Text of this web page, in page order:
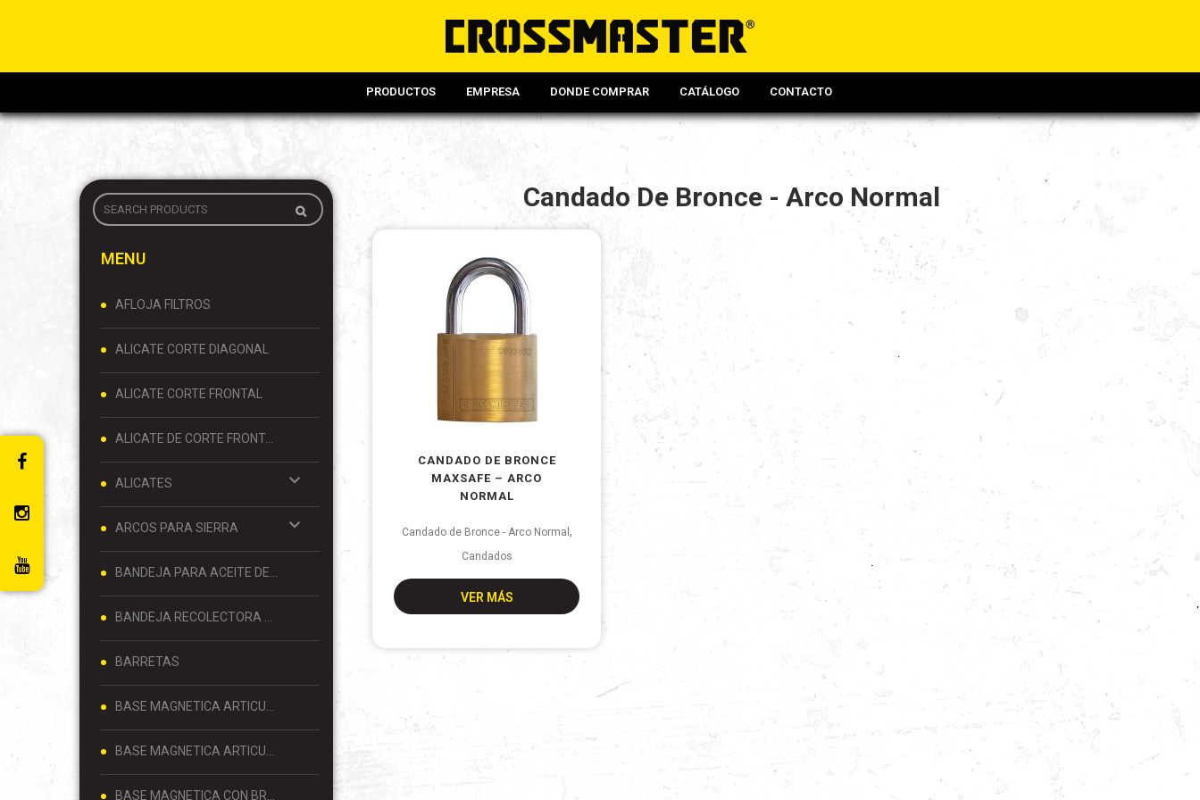
PRODUCTOS EMPRESA DONDE COMPRAR CATÁLOGO CONTACTO
MENU
AFLOJA FILTROS
ALICATE CORTE DIAGONAL
ALICATE CORTE FRONTAL
ALICATE DE CORTE FRONTAL 8 PULGADAS
ALICATES
ARCOS PARA SIERRA
BARRETAS
Candado De Bronce - Arco Normal
CANDADO DE BRONCE
MAXSAFE – ARCO
NORMAL
Candado de Bronce - Arco Normal ,
Candados
VER MÁS